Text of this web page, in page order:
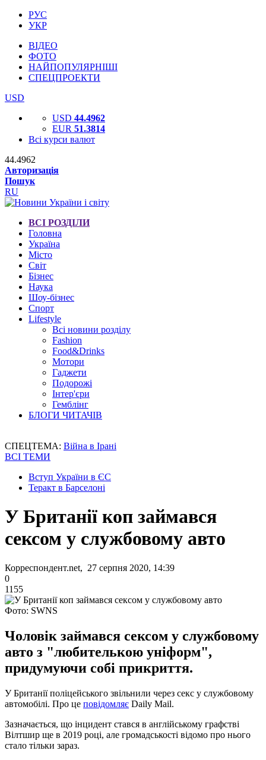
РУС
УКР
ВІДЕО
ФОТО
НАЙПОПУЛЯРНІШІ
СПЕЦПРОЕКТИ
USD
USD 44.4962
EUR 51.3814
Всі курси валют
44.4962
Авторизація
Пошук
RU
ВСІ РОЗДІЛИ
Головна
Україна
Місто
Світ
Бізнес
Наука
Шоу-бізнес
Спорт
Lifestyle
Всі новини розділу
Fashion
Food&Drinks
Мотори
Гаджети
Подорожі
Інтер'єри
Гемблінг
БЛОГИ ЧИТАЧІВ
СПЕЦТЕМА: Війна в Ірані
ВСІ ТЕМИ
Вступ України в ЄС
Теракт в Барселоні
У Британії коп займався
сексом у службовому авто
Корреспондент.net, 27 серпня 2020, 14:39
0
1155
Фото: SWNS
Чоловік займався сексом у службовому
авто з "любителькою уніформ",
придумуючи собі прикриття.
У Британії поліцейського звільнили через секс у службовому
автомобілі. Про це повідомляє Daily Mail.
Зазначається, що інцидент стався в англійському графстві
Вілтшир ще в 2019 році, але громадськості відомо про нього
стало тільки зараз.